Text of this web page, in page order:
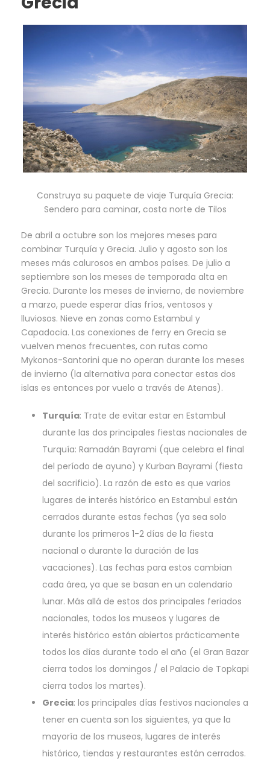
Construya su paquete de viaje Turquía Grecia:
Sendero para caminar, costa norte de Tilos
De abril a octubre son los mejores meses para
combinar Turquía y Grecia. Julio y agosto son los
meses más calurosos en ambos países. De julio a
septiembre son los meses de temporada alta en
Grecia. Durante los meses de invierno, de noviembre
a marzo, puede esperar días fríos, ventosos y
lluviosos. Nieve en zonas como Estambul y
Capadocia. Las conexiones de ferry en Grecia se
vuelven menos frecuentes, con rutas como
Mykonos-Santorini que no operan durante los meses
de invierno (la alternativa para conectar estas dos
islas es entonces por vuelo a través de Atenas).
Turquía: Trate de evitar estar en Estambul
durante las dos principales fiestas nacionales de
Turquía: Ramadán Bayrami (que celebra el final
del período de ayuno) y Kurban Bayrami (fiesta
del sacrificio). La razón de esto es que varios
lugares de interés histórico en Estambul están
cerrados durante estas fechas (ya sea solo
durante los primeros 1-2 días de la fiesta
nacional o durante la duración de las
vacaciones). Las fechas para estos cambian
cada área, ya que se basan en un calendario
lunar. Más allá de estos dos principales feriados
nacionales, todos los museos y lugares de
interés histórico están abiertos prácticamente
todos los días durante todo el año (el Gran Bazar
cierra todos los domingos / el Palacio de Topkapi
cierra todos los martes).
Grecia: los principales días festivos nacionales a
tener en cuenta son los siguientes, ya que la
mayoría de los museos, lugares de interés
histórico, tiendas y restaurantes están cerrados.